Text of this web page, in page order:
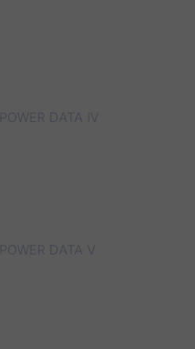
POWER DATA IV
POWER DATA V